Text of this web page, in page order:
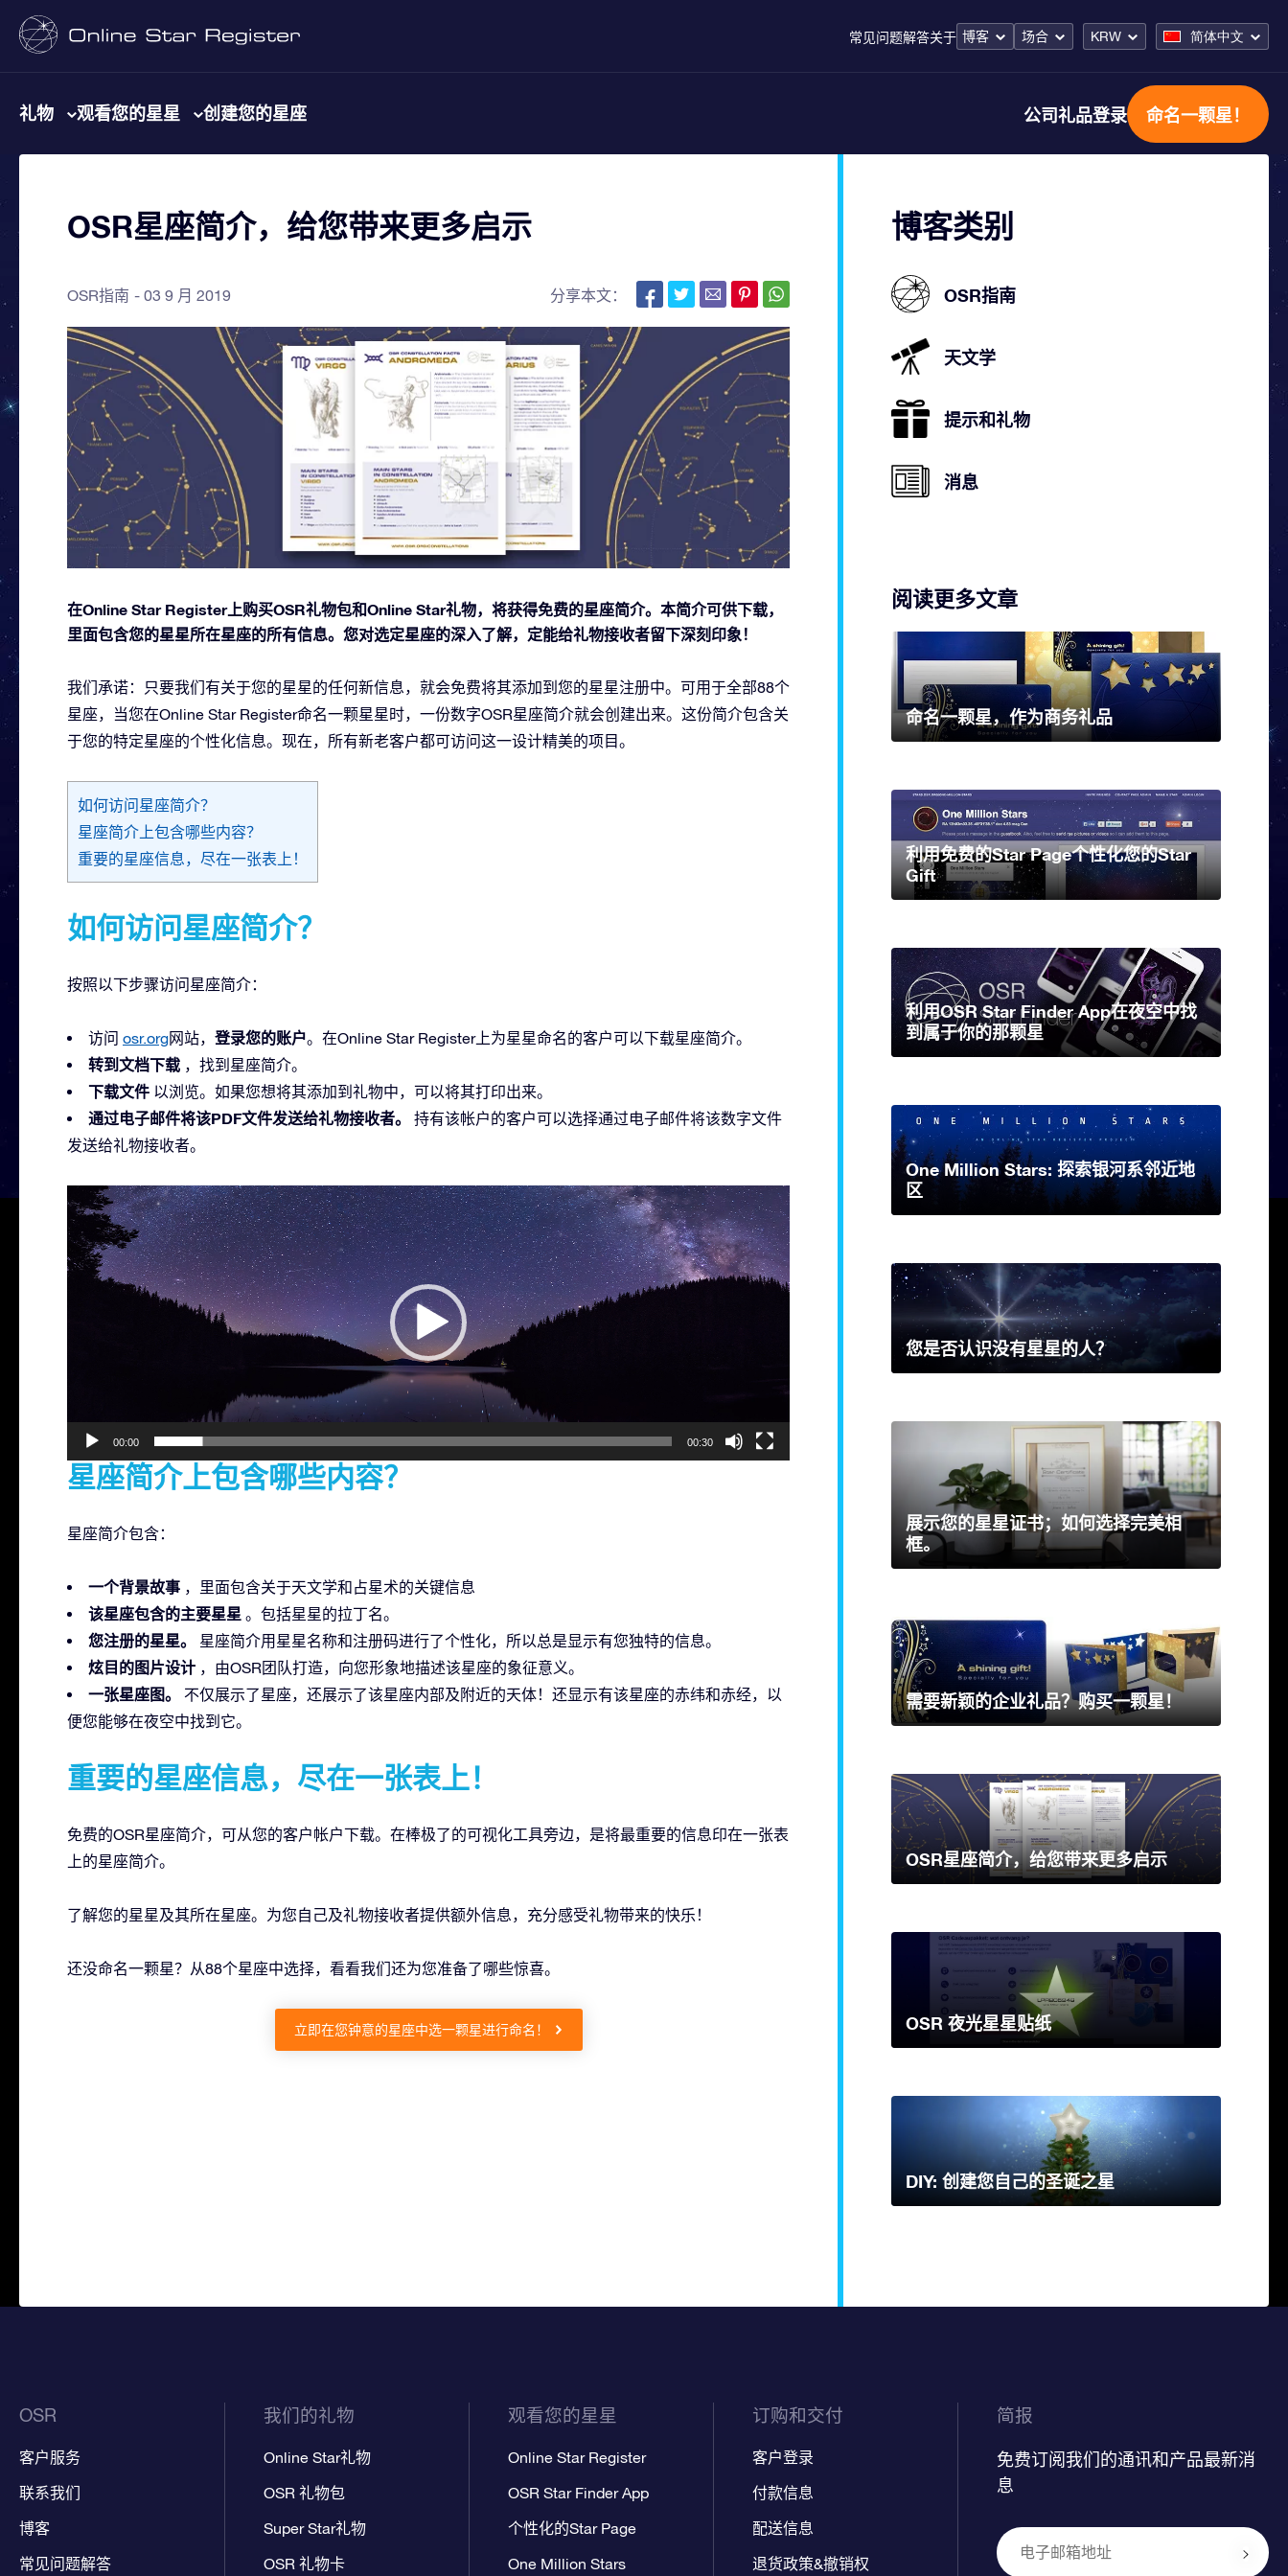
常见问题解答关于 博客 场合 KRW 简体中文
礼物 观看您的星星 创建您的星座 公司礼品登录 命名一颗星！
OSR星座简介，给您带来更多启示
OSR指南 03 9 月 2019 分享本文：
在Online Star Register上购买OSR礼物包和Online Star礼物，将获得免费的星座简介。本简介可供下载，
里面包含您的星星所在星座的所有信息。您对选定星座的深入了解，定能给礼物接收者留下深刻印象！
我们承诺：只要我们有关于您的星星的任何新信息，就会免费将其添加到您的星星注册中。可用于全部88个
星座，当您在Online Star Register命名一颗星星时，一份数字OSR星座简介就会创建出来。这份简介包含关
于您的特定星座的个性化信息。现在，所有新老客户都可访问这一设计精美的项目。
如何访问星座简介？
星座简介上包含哪些内容？
重要的星座信息，尽在一张表上！
如何访问星座简介？
按照以下步骤访问星座简介：
访问 osr.org网站， 登录您的账户。在Online Star Register上为星星命名的客户可以下载星座简介。
转到文档下载 ，找到星座简介。
下载文件 以浏览。如果您想将其添加到礼物中，可以将其打印出来。
通过电子邮件将该PDF文件发送给礼物接收者。
持有该帐户的客户可以选择通过电子邮件将该数字文件
发送给礼物接收者。
视
频
播
放
00:00 00:30
星座简介上包含哪些内容？
星座简介包含：
一个背景故事 ，里面包含关于天文学和占星术的关键信息
该星座包含的主要星星 。包括星星的拉丁名。
您注册的星星。 星座简介用星星名称和注册码进行了个性化，所以总是显示有您独特的信息。
炫目的图片设计 ，由OSR团队打造，向您形象地描述该星座的象征意义。
一张星座图。
不仅展示了星座，还展示了该星座内部及附近的天体！还显示有该星座的赤纬和赤经，以
便您能够在夜空中找到它。
重要的星座信息，尽在一张表上！
免费的OSR星座简介，可从您的客户帐户下载。在棒极了的可视化工具旁边，是将最重要的信息印在一张表
上的星座简介。
了解您的星星及其所在星座。为您自己及礼物接收者提供额外信息，充分感受礼物带来的快乐！
还没命名一颗星？从88个星座中选择，看看我们还为您准备了哪些惊喜。
立即在您钟意的星座中选一颗星进行命名！
博客类别
OSR指南
天文学
提示和礼物
消息
阅读更多文章
命名一颗星，作为商务礼品
利用免费的Star Page个性化您的Star
Gift
利用OSR Star Finder App在夜空中找
到属于你的那颗星
One Million Stars: 探索银河系邻近地
区
您是否认识没有星星的人？
展示您的星星证书；如何选择完美相
框。
需要新颖的企业礼品？购买一颗星！
OSR星座简介，给您带来更多启示
OSR 夜光星星贴纸
DIY: 创建您自己的圣诞之星
OSR
客户服务
联系我们
博客
常见问题解答
我们的礼物
Online Star礼物
OSR 礼物包
Super Star礼物
OSR 礼物卡
观看您的星星
Online Star Register
OSR Star Finder App
个性化的Star Page
One Million Stars
订购和交付
客户登录
付款信息
配送信息
退货政策&撤销权
简报
免费订阅我们的通讯和产品最新消
息